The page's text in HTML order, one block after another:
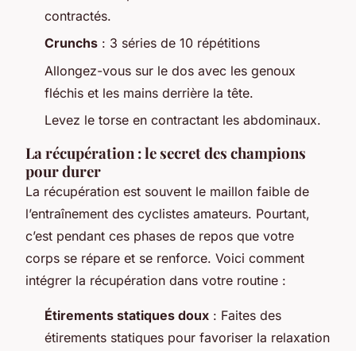
contractés.
Crunchs : 3 séries de 10 répétitions
Allongez-vous sur le dos avec les genoux
fléchis et les mains derrière la tête.
Levez le torse en contractant les abdominaux.
La récupération : le secret des champions
pour durer
La récupération est souvent le maillon faible de
l’entraînement des cyclistes amateurs. Pourtant,
c’est pendant ces phases de repos que votre
corps se répare et se renforce. Voici comment
intégrer la récupération dans votre routine :
Étirements statiques doux : Faites des
étirements statiques pour favoriser la relaxation